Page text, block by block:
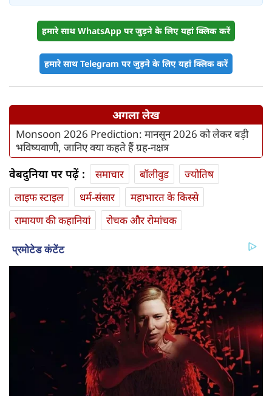
हमारे साथ WhatsApp पर जुड़ने के लिए यहां क्लिक करें
हमारे साथ Telegram पर जुड़ने के लिए यहां क्लिक करें
अगला लेख
Monsoon 2026 Prediction: मानसून 2026 को लेकर बड़ी
भविष्यवाणी, जानिए क्या कहते हैं ग्रह-नक्षत्र
वेबदुनिया पर पढ़ें : समाचार बॉलीवुड
ज्योतिष
लाइफ स्‍टाइल
धर्म-संसार
महाभारत के किस्से
रामायण की कहानियां
रोचक और रोमांचक